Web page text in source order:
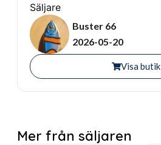
Säljare
Buster 66
2026-05-20
Visa butik
Mer från säljaren